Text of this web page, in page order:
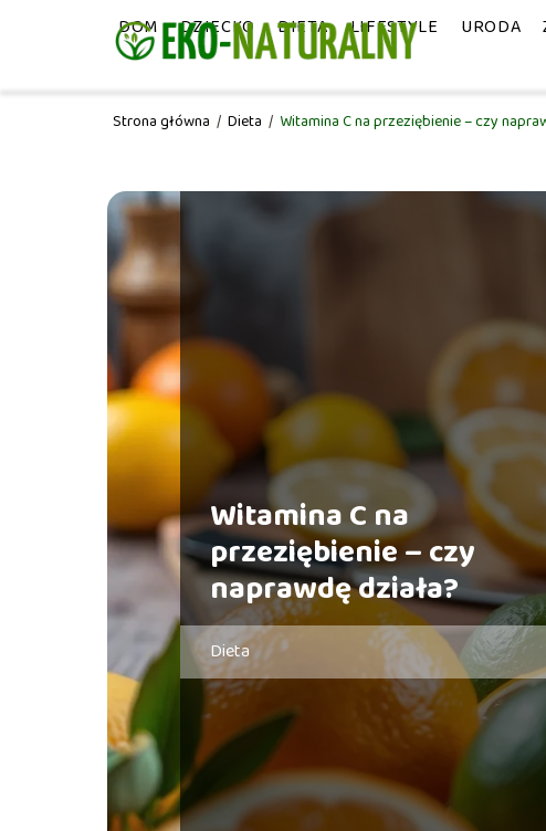
DOM DZIECKO DIETA LIFESTYLE URODA
Strona główna / Dieta / Witamina C na przeziębienie – czy
Witamina C na
przeziębienie – czy
naprawdę działa?
Dieta